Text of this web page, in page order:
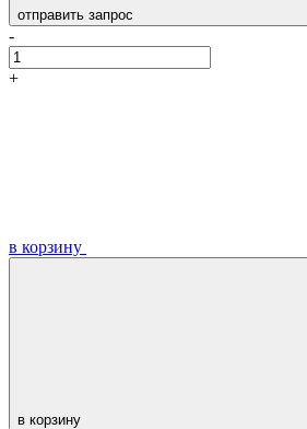
отправить запрос
-
+
в корзину
в корзину